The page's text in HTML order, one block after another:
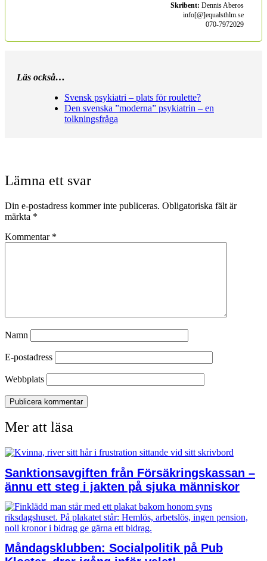
Skribent: Dennis Aberos
info[@]equalsthlm.se
070-7972029
Läs också…
Svensk psykiatri – plats för roulette?
Den svenska ”moderna” psykiatrin – en
tolkningsfråga
Lämna ett svar
Din e-postadress kommer inte publiceras. Obligatoriska fält är
märkta *
Kommentar *
Namn
E-postadress
Webbplats
Mer att läsa
Sanktionsavgiften från Försäkringskassan –
ännu ett steg i jakten på sjuka människor
Måndagsklubben: Socialpolitik på Pub